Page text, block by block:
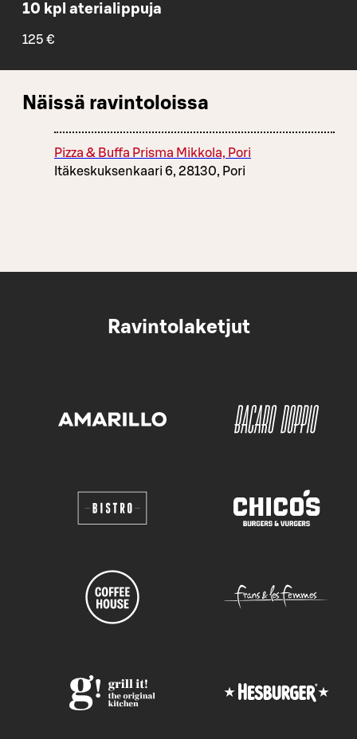
10 kpl aterialippuja
125 €
Näissä ravintoloissa
Pizza & Buffa Prisma Mikkola, Pori
Itäkeskuksenkaari 6, 28130, Pori
Ravintolaketjut